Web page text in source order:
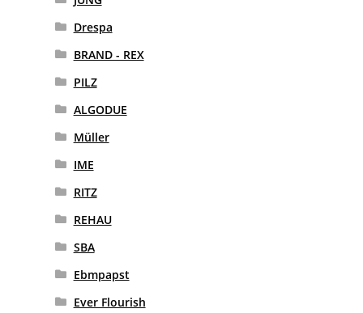
Drespa
BRAND - REX
PILZ
ALGODUE
Müller
IME
RITZ
REHAU
SBA
Ebmpapst
Ever Flourish